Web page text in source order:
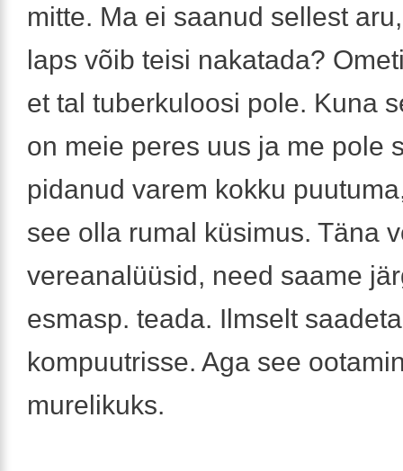
mitte. Ma ei saanud sellest
laps võib teisi nakatada?
et tal tuberkuloosi pole. Kuna
on meie peres uus ja me pole
pidanud varem kokku
see olla rumal küsimus. Täna
vereanalüüsid, need saame
esmasp. teada. Ilmselt
kompuutrisse. Aga see
murelikuks.